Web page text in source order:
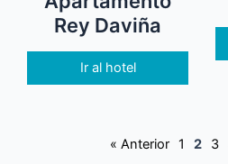
Rey Daviña
Ir al hotel
« Anterior 1 2 3